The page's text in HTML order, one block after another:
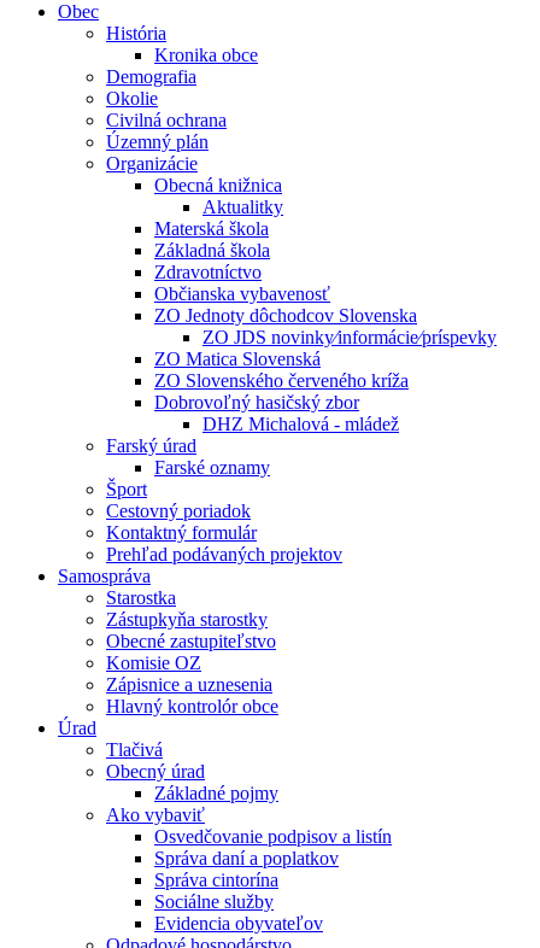
Obec
História
Kronika obce
Demografia
Okolie
Civilná ochrana
Územný plán
Organizácie
Obecná knižnica
Aktualitky
Materská škola
Základná škola
Zdravotníctvo
Občianska vybavenosť
ZO Jednoty dôchodcov Slovenska
ZO JDS novinky⁄informácie⁄príspevky
ZO Matica Slovenská
ZO Slovenského červeného kríža
Dobrovoľný hasičský zbor
DHZ Michalová - mládež
Farský úrad
Farské oznamy
Šport
Cestovný poriadok
Kontaktný formulár
Prehľad podávaných projektov
Samospráva
Starostka
Zástupkyňa starostky
Obecné zastupiteľstvo
Komisie OZ
Zápisnice a uznesenia
Hlavný kontrolór obce
Úrad
Tlačivá
Obecný úrad
Základné pojmy
Ako vybaviť
Osvedčovanie podpisov a listín
Správa daní a poplatkov
Správa cintorína
Sociálne služby
Evidencia obyvateľov